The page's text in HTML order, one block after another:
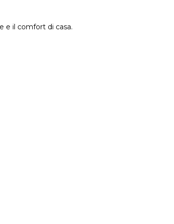
e il comfort di casa.